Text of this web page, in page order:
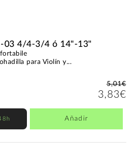
03 4/4-3/4 ó 14"-13"
para Violín y...
5,01€
3,83€
Añadir